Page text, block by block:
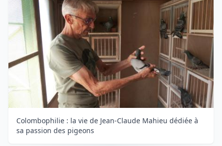
Colombophilie : la vie de Jean-Claude Mahieu dédiée à
sa passion des pigeons